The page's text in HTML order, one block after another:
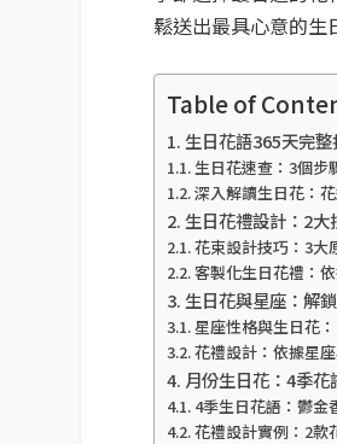
鬆送出最具心意的生
Table of
生日花語365天完
生日花速查：3個步
深入解讀生日花：
生日花禮設計：2
花束設計技巧：3大
客製化生日花禮：
生日花與星座：解
星座性格與生日花
花禮設計：依據星
月份生日花：4季
4季生日花語：鬱金
花禮設計實例：2款